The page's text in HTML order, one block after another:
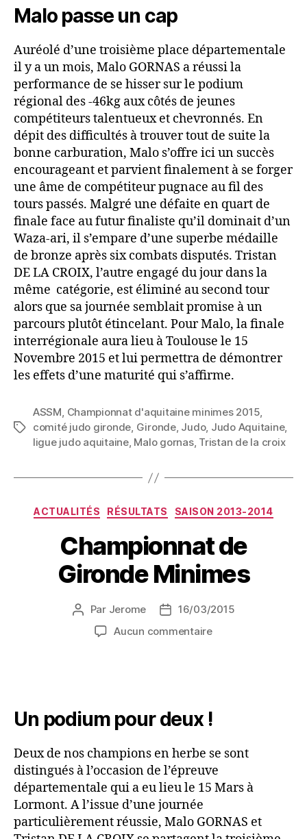
Malo passe un cap
Auréolé d’une troisième place départementale
il y a un mois, Malo GORNAS a réussi la
performance de se hisser sur le podium
régional des -46kg aux côtés de jeunes
compétiteurs talentueux et chevronnés. En
dépit des difficultés à trouver tout de suite la
bonne carburation, Malo s’offre ici un succès
encourageant et parvient finalement à se forger
une âme de compétiteur pugnace au fil des
tours passés. Malgré une défaite en quart de
finale face au futur finaliste qu’il dominait d’un
Waza-ari, il s’empare d’une superbe médaille
de bronze après six combats disputés. Tristan
DE LA CROIX, l’autre engagé du jour dans la
même catégorie, est éliminé au second tour
alors que sa journée semblait promise à un
parcours plutôt étincelant. Pour Malo, la finale
interrégionale aura lieu à Toulouse le 15
Novembre 2015 et lui permettra de démontrer
les effets d’une maturité qui s’affirme.
ASSM, Championnat d'aquitaine minimes 2015,
comité judo gironde, Gironde, Judo, Judo Aquitaine,
ligue judo aquitaine, Malo gornas, Tristan de la croix
ACTUALITÉS RÉSULTATS SAISON 2013-2014
Championnat de
Gironde Minimes
Par Jerome
16/03/2015
Aucun commentaire
Un podium pour deux !
Deux de nos champions en herbe se sont
distingués à l’occasion de l’épreuve
départementale qui a eu lieu le 15 Mars à
Lormont. A l’issue d’une journée
particulièrement réussie, Malo GORNAS et